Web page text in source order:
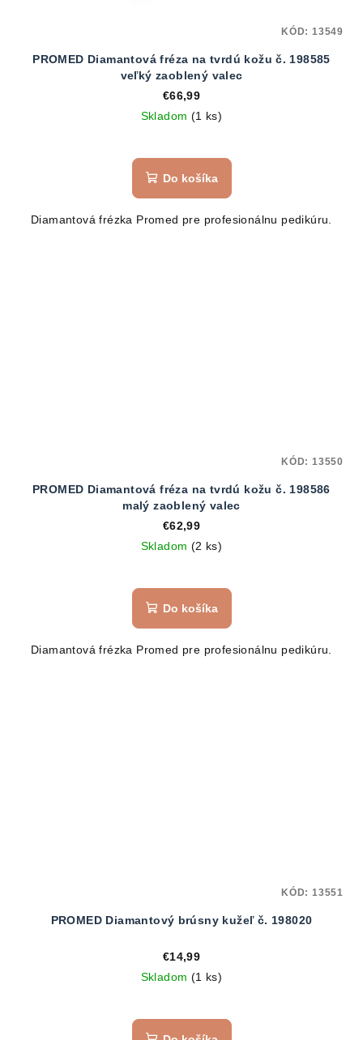
PROMED Diamantová fréza na tvrdú kožu č. 198585
veľký zaoblený valec
€66,99
Skladom (1 ks)
Do košíka
Diamantová frézka Promed pre profesionálnu pedikúru.
KÓD: 13549
PROMED Diamantová fréza na tvrdú kožu č. 198586
malý zaoblený valec
€62,99
Skladom (2 ks)
Do košíka
Diamantová frézka Promed pre profesionálnu pedikúru.
KÓD: 13550
PROMED Diamantový brúsny kužeľ č. 198020
€14,99
Skladom (1 ks)
KÓD: 13551